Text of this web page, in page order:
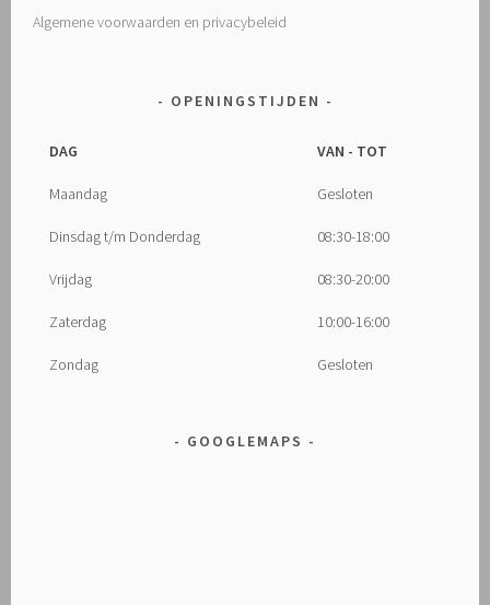
Algemene voorwaarden en privacybeleid
OPENINGSTIJDEN
DAG VAN - TOT
Maandag Gesloten
Dinsdag t/m Donderdag 08:30-18:00
Vrijdag 08:30-20:00
Zaterdag 10:00-16:00
Zondag Gesloten
GOOGLEMAPS